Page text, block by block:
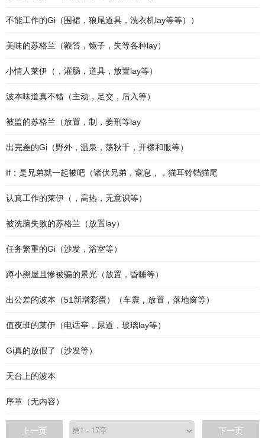
不能工作的Gi（围裙，狼尾道具，洗衣机lay等等））
美味的苏格兰（鞭笞，镜子，失等各种lay）
小情人莱伊（，灌肠，道具，放置lay等）
波本味道真不错（主动，足交，后入等）
被监的苏格兰（放置，制，姜刑等lay
出完差的Gi（野外，温泉，荡秋千，开襟和服等）
If：是兄弟就一起被吧（诸伏兄弟，窒息，，猫耳铃铛猫尾
认真工作的莱伊（，高热，无意识等）
被洗脑失败的苏格兰（放置lay）
任务繁重的Gi（沙发，浴室等）
蹲小黑屋且惨被骗的景光（放置，昏睡等）
出公差的波本（51新增彩蛋）（车震，放置，落地窗等）
值夜班的莱伊（电话亭，尿道，玻璃lay等）
Gi真的放假了（沙发等）
天台上的波本
序章（无内容）
上一页 下一页